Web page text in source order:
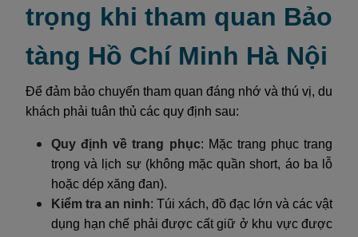
trọng khi tham quan Bảo
tàng Hồ Chí Minh Hà Nội
Để đảm bảo chuyến tham quan đáng nhớ và thú vị, du
khách phải tuân thủ các quy định sau:
Quy định về trang phục: Mặc trang phục trang
trọng và lịch sự (không mặc quần short, áo ba lỗ
hoặc dép xăng đan).
Kiểm tra an ninh: Túi xách, đồ đạc lớn và các vật
dụng hạn chế phải được cất giữ ở khu vực được